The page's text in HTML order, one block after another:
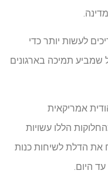
לעשות יותר כדי
תמיכה בארגונים
אמריקאית
הללו עשויות
את הדלת לשיחות כנות
היום.